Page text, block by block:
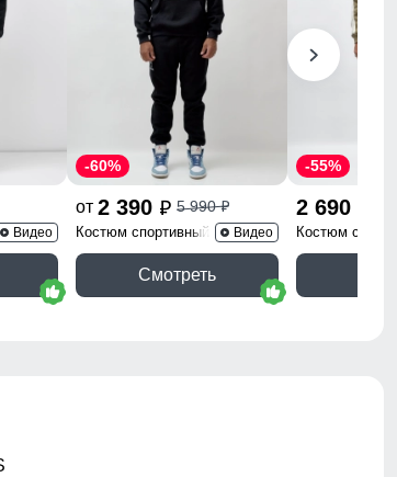
Видео
от 2 390 p 5 990p
-60%
Костюм спортивный 332ChВидео
Смотреть
2 690
-55%
Костюм